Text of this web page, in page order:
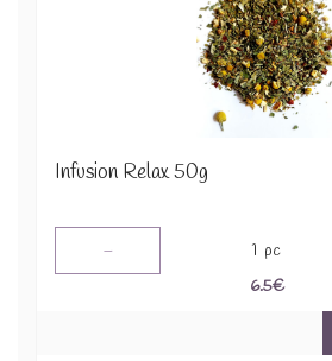
Infusion Relax 50g
- 1 pc
6.5€